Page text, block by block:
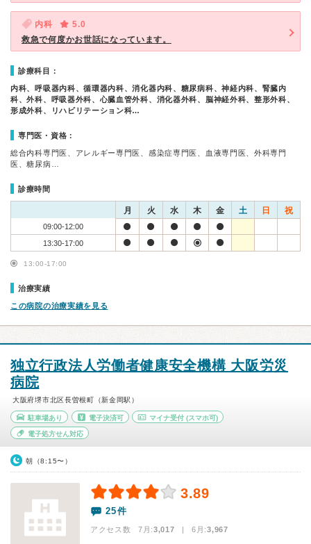
内科
5.0
救急で何度かお世話になっています。
診療科目：
内科、呼吸器内科、循環器内科、消化器内科、糖尿病科、神経内科、腎臓内
科、外科、呼吸器外科、心臓血管外科、消化器外科、脳神経外科、整形外科、
形成外科、リハビリテーション科…
専門医・資格：
総合内科専門医、アレルギー専門医、感染症専門医、血液専門医、外科専門
医、糖尿病…
診療時間
月 火 水 木 金 土 日 祝
09:00-12:00
13:30-17:00
13:00-17:00
治療実績
この病院の治療実績を見る
独立行政法人労働者健康安全機構 大阪労災
病院
大阪府堺市北区長曽根町（新金岡駅）
駐車場あり 電子決済可 マイナ受付 (スマホ可)
電子処方せん対応
朝（8:15〜）
3.89
25件
アクセス数 7月:3,017 | 6月:3,967